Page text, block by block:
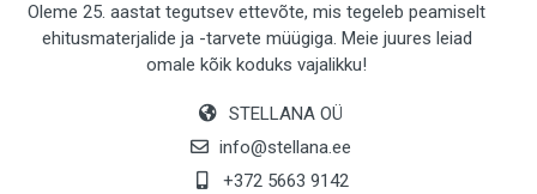
Oleme 25. aastat tegutsev ettevõte, mis tegeleb peamiselt
ehitusmaterjalide ja -tarvete müügiga. Meie juures leiad
omale kõik koduks vajalikku!
STELLANA OÜ
info@stellana.ee
+372 5663 9142